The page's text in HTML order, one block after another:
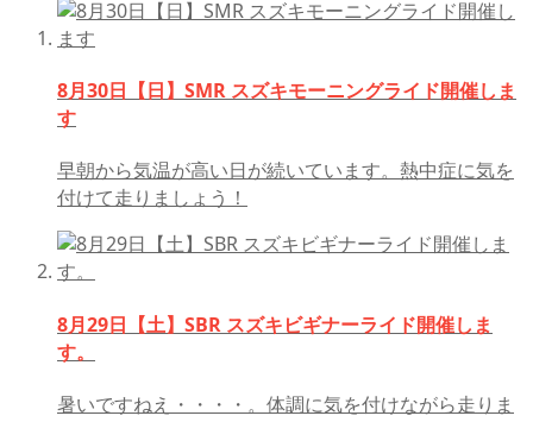
8月30日【日】SMR スズキモーニングライド開催しま
す
早朝から気温が高い日が続いています。熱中症に気を
付けて走りましょう！
8月29日【土】SBR スズキビギナーライド開催しま
す。
暑いですねえ・・・・。体調に気を付けながら走りま